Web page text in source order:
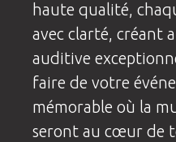
haute qualité,
avec clarté, créant
auditive
faire de votre
mémorable où la
seront au cœur de